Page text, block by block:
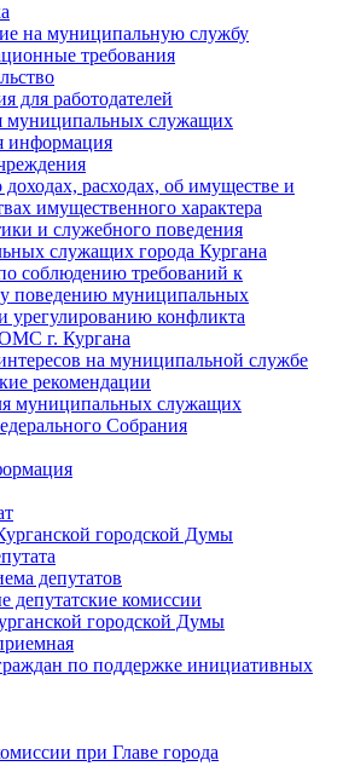
на муниципальную службу
требования
для работодателей
муниципальных служащих
информация
расходах, об имуществе и
имущественного характера
и служебного поведения
служащих города Кургана
соблюдению требований к
поведению муниципальных
урегулированию конфликта
г. Кургана
на муниципальной службе
рекомендации
муниципальных служащих
Cобрания
городской Думы
депутатов
депутатские комиссии
городской Думы
по поддержке инициативных
при Главе города